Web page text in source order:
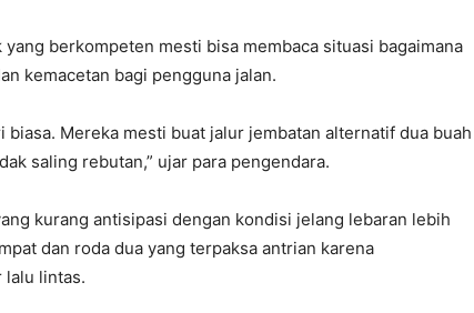
berkompeten mesti bisa membaca situasi bagaimana
kemacetan bagi pengguna jalan.
biasa. Mereka mesti buat jalur jembatan alternatif dua buah
saling rebutan,” ujar para pengendara.
kurang antisipasi dengan kondisi jelang lebaran lebih
dan roda dua yang terpaksa antrian karena
lalu lintas.